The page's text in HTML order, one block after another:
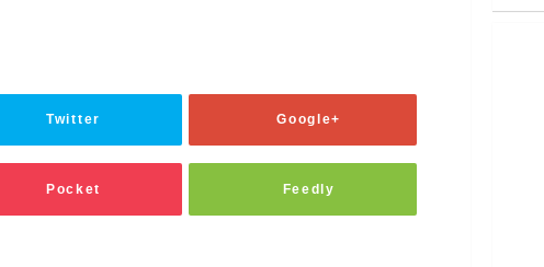
Twitter Google+
Pocket Feedly